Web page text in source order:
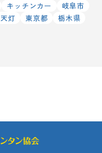
キッチンカー
岐阜市
天灯 東京都
栃木県